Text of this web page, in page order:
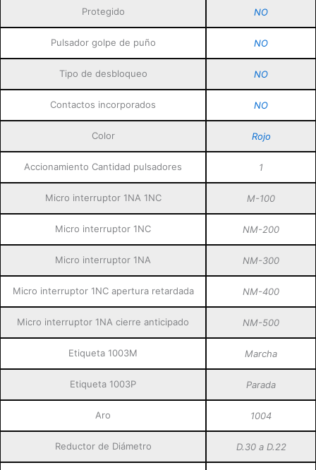
Protegido NO
Pulsador golpe de puño NO
Tipo de desbloqueo NO
Contactos incorporados NO
Color Rojo
Accionamiento Cantidad pulsadores 1
Micro interruptor 1NA 1NC M-100
Micro interruptor 1NC NM-200
Micro interruptor 1NA NM-300
Micro interruptor 1NC apertura retardada NM-400
Micro interruptor 1NA cierre anticipado NM-500
Etiqueta 1003M Marcha
Etiqueta 1003P Parada
Aro 1004
Reductor de Diámetro D.30 a D.22